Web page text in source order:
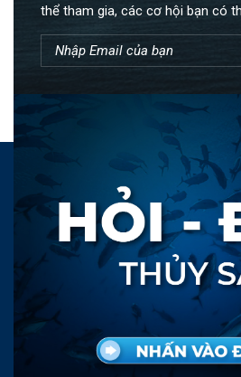
thể tham gia, các cơ hội bạn có